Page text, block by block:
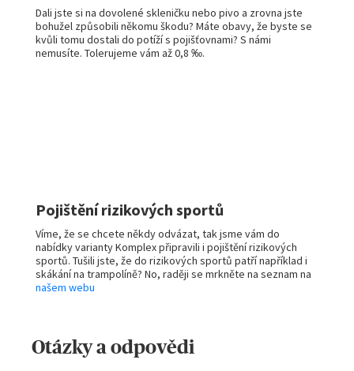
Dali jste si na dovolené skleničku nebo pivo a zrovna jste
bohužel způsobili někomu škodu? Máte obavy, že byste se
kvůli tomu dostali do potíží s pojišťovnami? S námi
nemusíte. Tolerujeme vám až 0,8 ‰.
Pojištění rizikových sportů
Víme, že se chcete někdy odvázat, tak jsme vám do
nabídky varianty Komplex připravili i pojištění rizikových
sportů. Tušili jste, že do rizikových sportů patří například i
skákání na trampolíně? No, raději se mrkněte na seznam na
našem webu
Otázky a odpovědi